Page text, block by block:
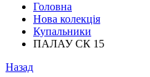
Головна
Нова колекція
Купальники
ПАЛАУ СК 15
Назад